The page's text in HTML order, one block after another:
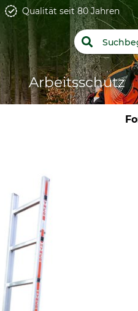
Qualität seit 80 Jahren
Arbeitsschutz